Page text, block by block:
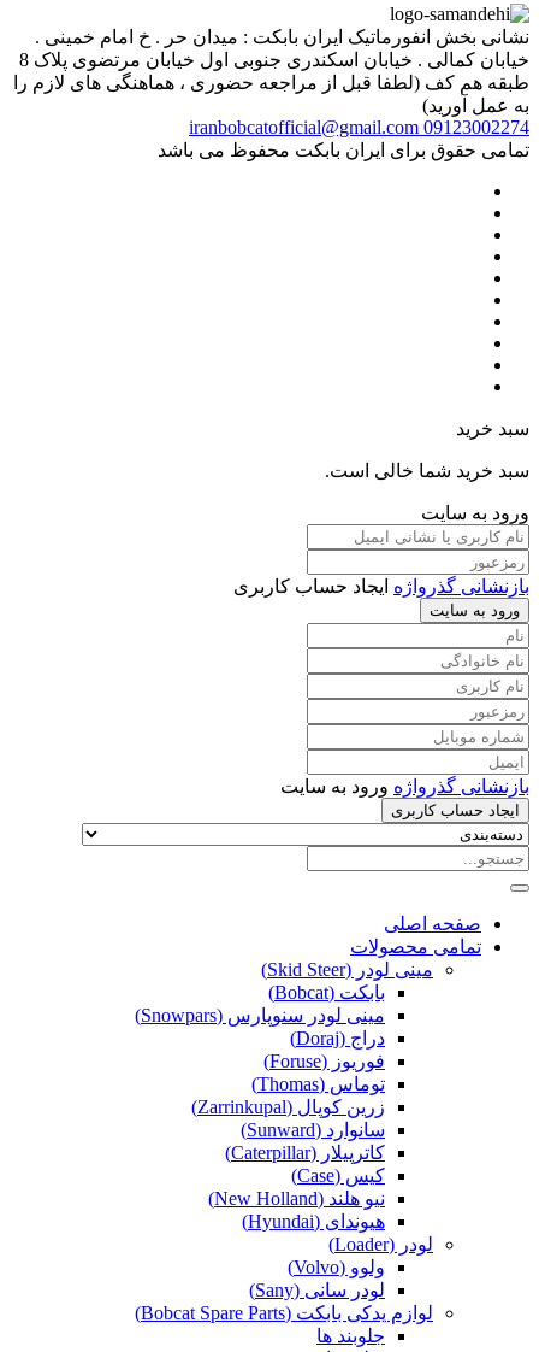
نشانی بخش انفورماتیک ایران بابکت : میدان حر . خ امام خمینی .
خیابان کمالی . خیابان اسکندری جنوبی اول خیابان مرتضوی پلاک 8
طبقه هم کف (لطفا قبل از مراجعه حضوری ، هماهنگی های لازم را
به عمل آورید)
09123002274
iranbobcatofficial@gmail.com
تمامی حقوق برای ایران بابکت محفوظ می باشد
سبد خرید
سبد خرید شما خالی است.
ورود به سایت
بازنشانی گذرواژه ایجاد حساب کاربری
ورود به سایت
بازنشانی گذرواژه ورود به سایت
ایجاد حساب کاربری
صفحه اصلی
تمامی محصولات
مینی لودر (Skid Steer)
بابکت (Bobcat)
مینی لودر سنوپارس (Snowpars)
دراج (Doraj)
فوریوز (Foruse)
توماس (Thomas)
زرین کوپال (Zarrinkupal)
سانوارد (Sunward)
کاترپیلار (Caterpillar)
کیس (Case)
نیو هلند (New Holland)
هیوندای (Hyundai)
لودر (Loader)
ولوو (Volvo)
لودر سانی (Sany)
لوازم یدکی بابکت (Bobcat Spare Parts)
جلوبند ها